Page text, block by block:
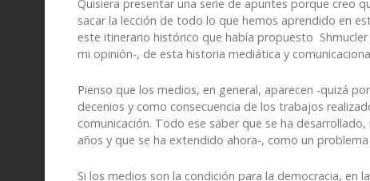
Quisiera presentar una serie de apuntes porque creo
sacar la lección de todo lo que hemos aprendido en
este itinerario histórico que había propuesto
mi opinión-, de esta historia mediática y
Pienso que los medios, en general, aparecen -quizá
decenios y como consecuencia de los trabajos
comunicación. Todo ese saber que se ha
años y que se ha extendido ahora-, como un
Si los medios son la condición para la democracia, en